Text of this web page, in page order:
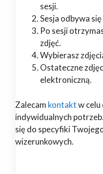
sesji.
Sesja odbywa
Po sesji
zdjęć.
Wybierasz
Ostateczne
elektroniczną.
Zalecam kontaktw
indywidualnych
się do specyfiki
wizerunkowych.